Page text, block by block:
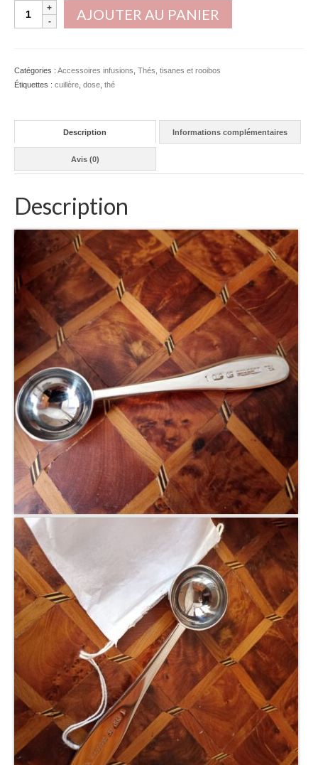
quantité
thé
AJOUTER AU PANIER
Catégories : Accessoires infusions Thés, tisanes et rooibos
Étiquettes : cuillère dose thé
Description Informations complémentaires
Avis (0)
Description